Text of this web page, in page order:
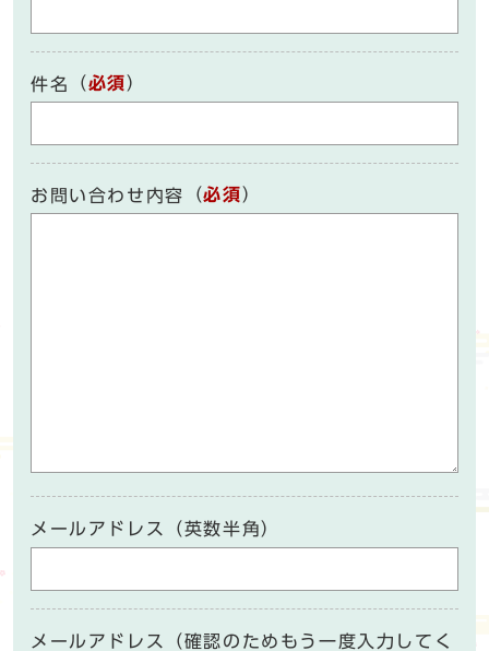
件名 （必須）
お問い合わせ内容 （必須）
メールアドレス（英数半角）
メールアドレス（確認のためもう一度入力してく